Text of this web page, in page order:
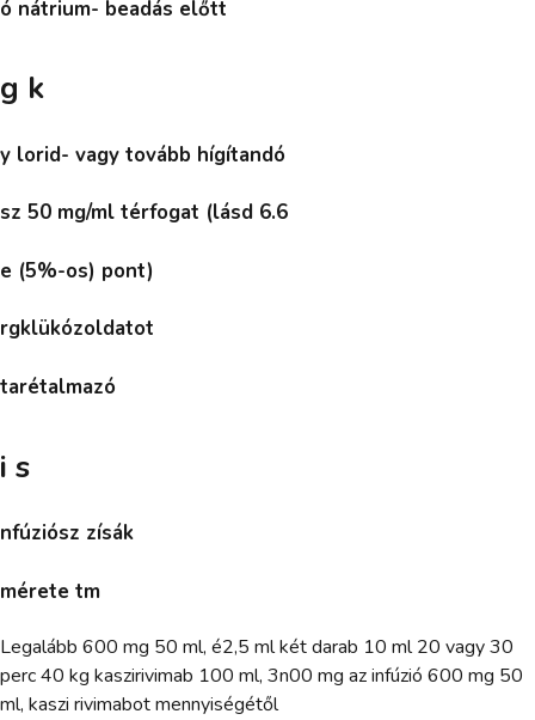
ó nátrium- beadás előtt
g k
y lorid- vagy tovább hígítandó
sz 50 mg/ml térfogat (lásd 6.6
e (5%-os) pont)
rgklükózoldatot
tarétalmazó
i s
nfúziósz zísák
mérete tm
Legalább 600 mg 50 ml, é2,5 ml két darab 10 ml 20 vagy 30
perc 40 kg kaszirivimab 100 ml, 3n00 mg az infúzió 600 mg 50
ml, kaszi rivimabot mennyiségétől